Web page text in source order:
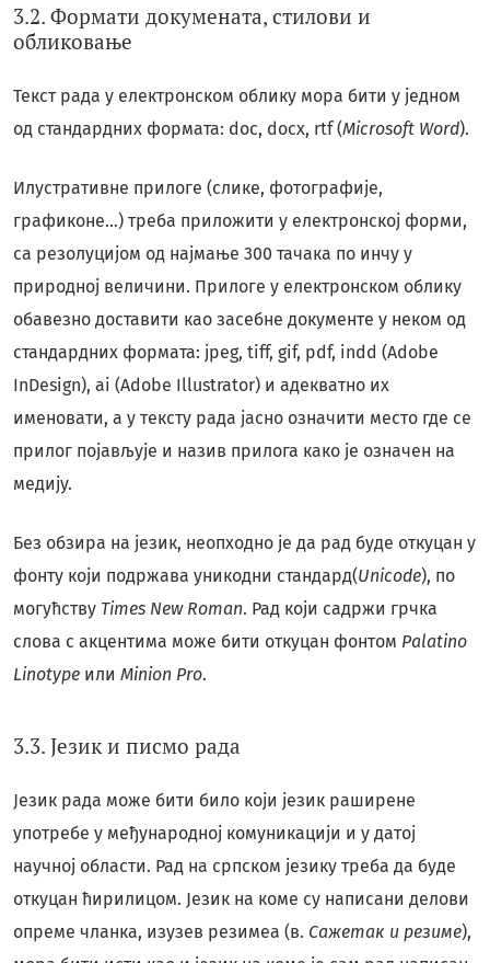
3.2. Формати докумената, стилови и
обликовање
Текст рада у електронском облику мора бити у једном
од стандардних формата: doc, docx, rtf (Microsoft Word).
Илустративне прилоге (слике, фотографије,
графиконе…) треба приложити у електронској форми,
са резолуцијом од најмање 300 тачака по инчу у
природној величини. Прилоге у електронском облику
обавезно доставити као засебне документе у неком од
стандардних формата: jpeg, tiff, gif, pdf, indd (Adobe
InDesign), ai (Adobe Illustrator) и адекватно их
именовати, а у тексту рада јасно означити место где се
прилог појављује и назив прилога како је означен на
медију.
Без обзира на језик, неопходно је да рад буде откуцан у
фонту који подржава уникодни стандард(Unicode), по
могућству Times New Roman. Рад који садржи грчка
слова с акцентима може бити откуцан фонтом Palatino
Linotype или Minion Pro.
3.3. Језик и писмо рада
Језик рада може бити било који језик раширене
употребе у међународној комуникацији и у датој
научној области. Рад на српском језику треба да буде
откуцан ћирилицом. Језик на коме су написани делови
опреме чланка, изузев резимеа (в. Сажетак и резиме),